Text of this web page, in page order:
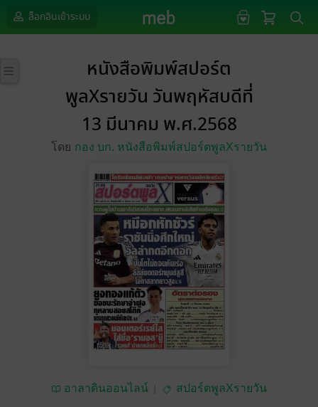
ล็อกอินเข้าระบบ
หนังสือพิมพ์สปอร์ต
พูลXรายวัน วันพฤหัสบดีที่
13 มีนาคม พ.ศ.2568
โดย กอง บก. หนังสือพิมพ์สปอร์ตพูลXรายวัน
อาลาดินออนไลน์ สปอร์ตพูลXรายวัน